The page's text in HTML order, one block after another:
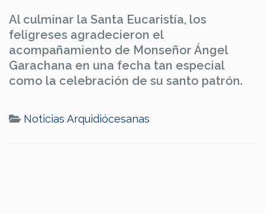
Al culminar la Santa Eucaristía, los
feligreses agradecieron el
acompañamiento de Monseñor Ángel
Garachana en una fecha tan especial
como la celebración de su santo patrón.
Noticias Arquidiócesanas